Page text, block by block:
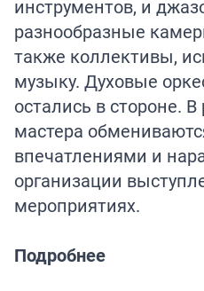
инструментов, и
разнообразные
также коллективы,
музыку. Духовые
остались в стороне.
мастера
впечатлениями и
организации
мероприятиях.
Подробнее